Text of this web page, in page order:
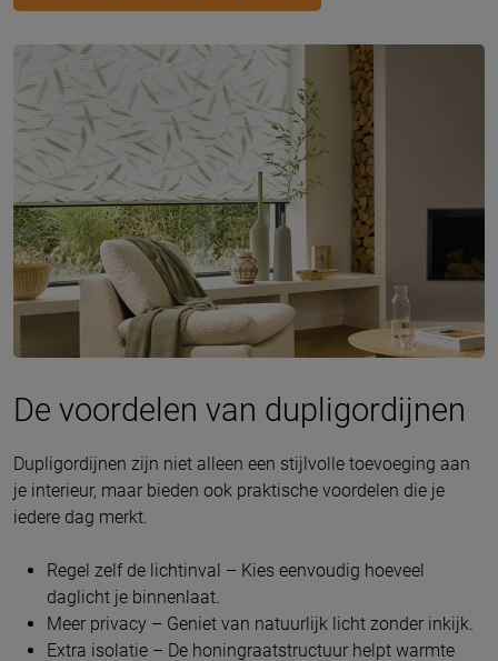
De voordelen van dupligordijnen
Dupligordijnen zijn niet alleen een stijlvolle toevoeging aan
je interieur, maar bieden ook praktische voordelen die je
iedere dag merkt.
Regel zelf de lichtinval – Kies eenvoudig hoeveel
daglicht je binnenlaat.
Meer privacy – Geniet van natuurlijk licht zonder inkijk.
Extra isolatie – De honingraatstructuur helpt warmte